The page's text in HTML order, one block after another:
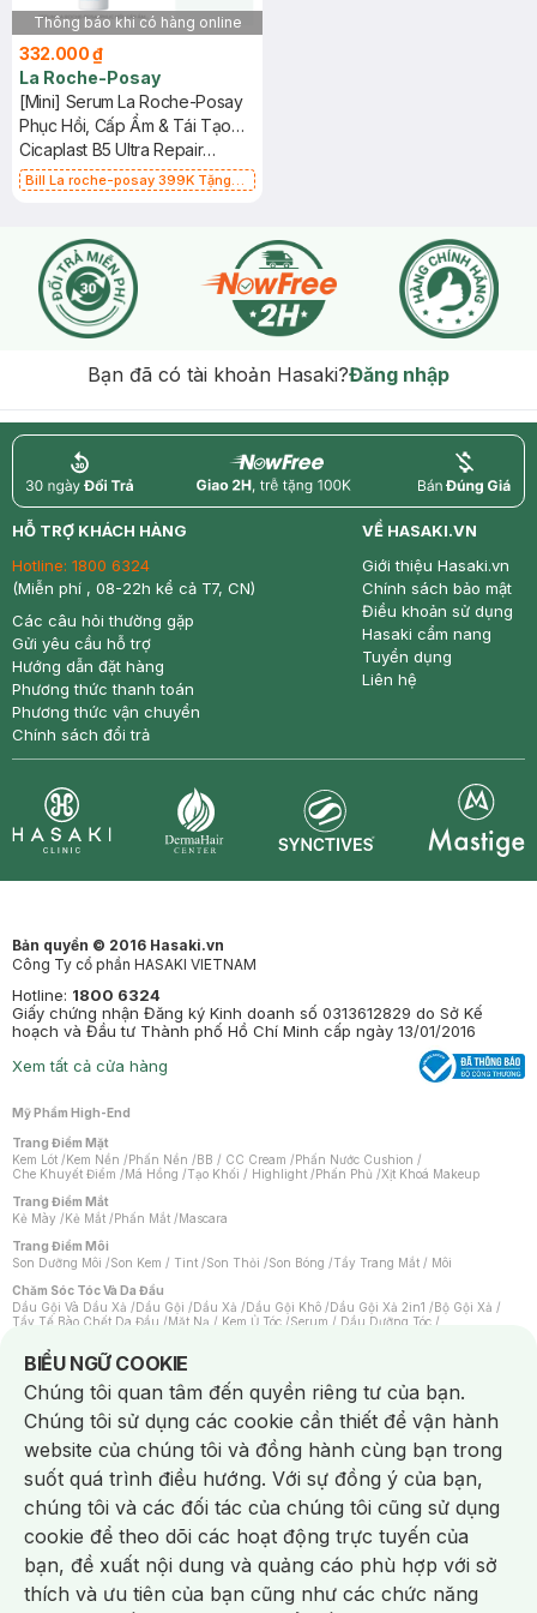
Thông báo khi có hàng online
332.000 ₫
La Roche-Posay
[Mini] Serum La Roche-Posay
Phục Hồi, Cấp Ẩm & Tái Tạo
Da 10ml
Cicaplast B5 Ultra Repair
Serum
Bill La roche-posay 399K Tặng
Bạn đã có tài khoản Hasaki?Đăng nhập
return nowfree price
HỖ TRỢ KHÁCH HÀNG
Hotline: 1800 6324
(Miễn phí , 08-22h kể cả T7, CN)
Các câu hỏi thường gặp
Gửi yêu cầu hỗ trợ
Hướng dẫn đặt hàng
Phương thức thanh toán
Phương thức vận chuyển
Chính sách đổi trả
VỀ HASAKI.VN
Giới thiệu Hasaki.vn
Chính sách bảo mật
Điều khoản sử dụng
Hasaki cẩm nang
Tuyển dụng
Liên hệ
Bản quyền © 2016 Hasaki.vn
Công Ty cổ phần HASAKI VIETNAM
Hotline: 1800 6324
Giấy chứng nhận Đăng ký Kinh doanh số 0313612829 do Sở Kế
hoạch và Đầu tư Thành phố Hồ Chí Minh cấp ngày 13/01/2016
Xem tất cả cửa hàng
Mỹ Phẩm High-End
Trang Điểm Mặt
Kem Lót /Kem Nền /Phấn Nền /BB / CC Cream /Phấn Nước Cushion /
Che Khuyết Điểm /Má Hồng /Tạo Khối / Highlight /Phấn Phủ /Xịt Khoá Makeup
Trang Điểm Mắt
Kẻ Mày /Kẻ Mắt /Phấn Mắt /Mascara
Trang Điểm Môi
Son Dưỡng Môi /Son Kem / Tint /Son Thỏi /Son Bóng /Tẩy Trang Mắt / Môi
Chăm Sóc Tóc Và Da Đầu
Dầu Gội Và Dầu Xả /Dầu Gội /Dầu Xả /Dầu Gội Khô /Dầu Gội Xả 2in1 /Bộ Gội Xả /
Tẩy Tế Bào Chết Da Đầu /Mặt Nạ / Kem Ủ Tóc /Serum / Dầu Dưỡng Tóc /
Máy Sấy Tóc
Lược
Kem Tẩy Lông/Dụng Cụ Tẩy Lông
Nước Hoa
Nước Hoa Nam Nước Hoa Cao Cấp Xịt Thơm Toàn Thân
Nước Hoa Vùng Kín
Chăm Sóc Cá Nhân
Chống Muỗi
Khẩu Trang Máy Massage Mặt Nạ Xông Hơi/Nước Rửa Tay
Sản Phẩm Chăm Sóc Khác/ Bàn Chải Đánh Răng /Bàn Chải Điện/
Hỗ Trợ Trắng Răng / Kem Đánh Răng Máy Tăm Nước Nước Súc Miệng
Tăm / Chỉ Nha Khoa /Xịt Thơm Miệng / Dung Dịch Vệ Sinh/Dưỡng Vùng Kín/
Khăn Ướt Vệ Sinh Vùng Kín
/Băng Vệ Sinh Tampon Bọt Cạo Râu Dao Cạo Râu/
Máy Cạo Râu
Vấn Đề Về Da
BIỂU NGỮ COOKIE
Notice about cookies usage
Chúng tôi quan tâm đến quyền riêng tư của bạn.
Chúng tôi sử dụng các cookie cần thiết để vận hành
website của chúng tôi và đồng hành cùng bạn trong
suốt quá trình điều hướng. Với sự đồng ý của bạn,
chúng tôi và các đối tác của chúng tôi cũng sử dụng
cookie để theo dõi các hoạt động trực tuyến của
bạn, đề xuất nội dung và quảng cáo phù hợp với sở
thích và ưu tiên của bạn cũng như các chức năng